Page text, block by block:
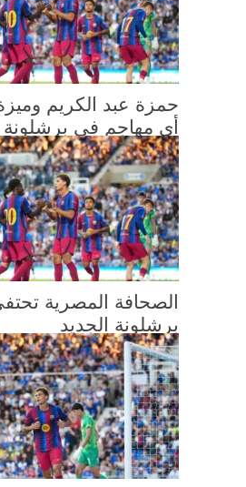
حمزة عبد الكريم وميزة
أي مهاجم في برشلونة
الصحافة المصرية
برشلونة الجديد